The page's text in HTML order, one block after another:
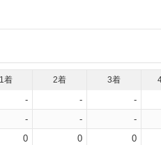
1着 2着 3着
- - -
- - -
0 0 0